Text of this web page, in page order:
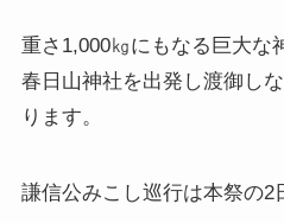
重さ1,000㎏にもなる巨大な
春日山神社を出発し渡御し
ります。
謙信公みこし巡行は本祭の2